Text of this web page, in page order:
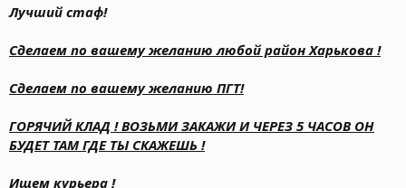
Лучший стаф!
Сделаем по вашему желанию любой район Харькова !
Сделаем по вашему желанию ПГТ!
ГОРЯЧИЙ КЛАД ! ВОЗЬМИ ЗАКАЖИ И ЧЕРЕЗ 5 ЧАСОВ ОН
БУДЕТ ТАМ ГДЕ ТЫ СКАЖЕШЬ !
Ищем курьера !